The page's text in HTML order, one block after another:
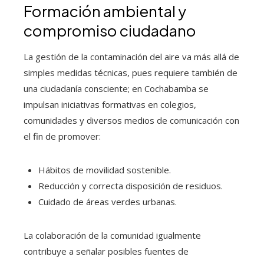
Formación ambiental y
compromiso ciudadano
La gestión de la contaminación del aire va más allá de
simples medidas técnicas, pues requiere también de
una ciudadanía consciente; en Cochabamba se
impulsan iniciativas formativas en colegios,
comunidades y diversos medios de comunicación con
el fin de promover:
Hábitos de movilidad sostenible.
Reducción y correcta disposición de residuos.
Cuidado de áreas verdes urbanas.
La colaboración de la comunidad igualmente
contribuye a señalar posibles fuentes de